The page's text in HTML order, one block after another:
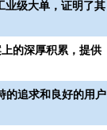
业级大单，证明了其
的深厚积累，提供
的追求和良好的用户